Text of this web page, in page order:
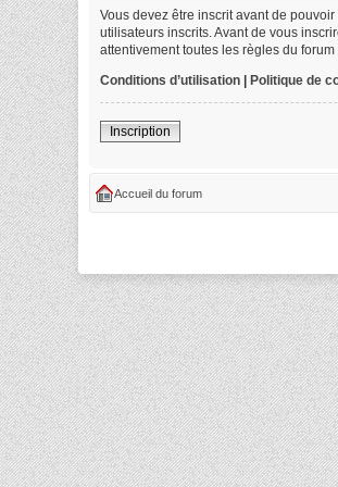
Vous devez être inscrit avant de
utilisateurs inscrits. Avant de vous
attentivement toutes les règles du
Conditions d’utilisation | Politique de
Inscription
Accueil du forum